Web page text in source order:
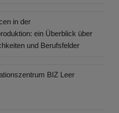
in der
ein Überblick über
und Berufsfelder
BIZ Leer